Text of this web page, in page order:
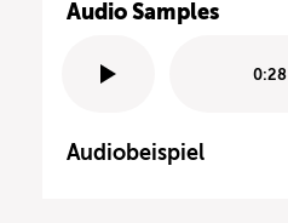
Audio Samples
0:28
Audiobeispiel